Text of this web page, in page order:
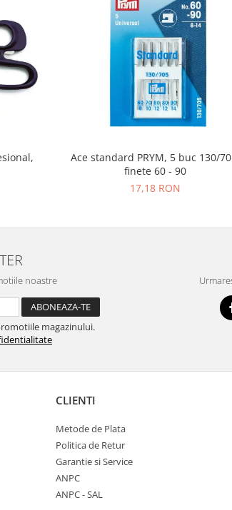
Ace standard PRYM, 5 buc 130/
finete 60 - 90
17,18 RON
noastre
magazinului.
CLIENTI
Metode de Plata
Politica de Retur
Garantie si Service
ANPC
ANPC - SAL